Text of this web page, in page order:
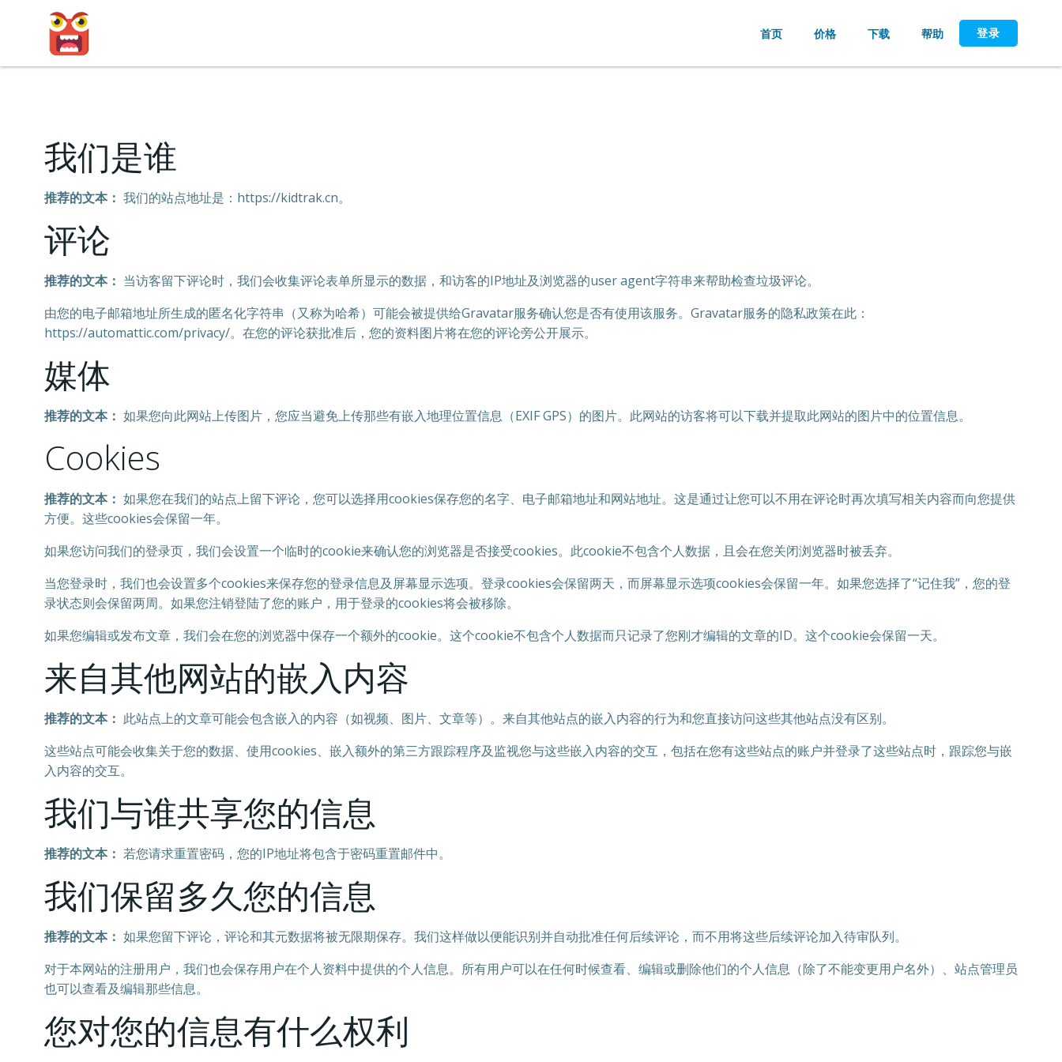
内
首页 价格 下载 帮助 登录
我们是谁
推荐的文本： 我们的站点地址是：https://kidtrak.cn。
评论
推荐的文本： 当访客留下评论时，我们会收集评论表单所显示的数据，和访客的IP地址及浏览器的user agent字符串来帮助检查垃圾评论。
由您的电子邮箱地址所生成的匿名化字符串（又称为哈希）可能会被提供给Gravatar服务确认您是否有使用该服务。Gravatar服务的隐私政策在此：
https://automattic.com/privacy/。在您的评论获批准后，您的资料图片将在您的评论旁公开展示。
媒体
推荐的文本： 如果您向此网站上传图片，您应当避免上传那些有嵌入地理位置信息（EXIF GPS）的图片。此网站的访客将可以下载并提取此网站的图片中的位置信息。
Cookies
推荐的文本： 如果您在我们的站点上留下评论，您可以选择用cookies保存您的名字、电子邮箱地址和网站地址。这是通过让您可以不用在评论时再次填写相关内容而向您提供
方便。这些cookies会保留一年。
如果您访问我们的登录页，我们会设置一个临时的cookie来确认您的浏览器是否接受cookies。此cookie不包含个人数据，且会在您关闭浏览器时被丢弃。
当您登录时，我们也会设置多个cookies来保存您的登录信息及屏幕显示选项。登录cookies会保留两天，而屏幕显示选项cookies会保留一年。如果您选择了“记住我”，您的登
录状态则会保留两周。如果您注销登陆了您的账户，用于登录的cookies将会被移除。
如果您编辑或发布文章，我们会在您的浏览器中保存一个额外的cookie。这个cookie不包含个人数据而只记录了您刚才编辑的文章的ID。这个cookie会保留一天。
来自其他网站的嵌入内容
推荐的文本： 此站点上的文章可能会包含嵌入的内容（如视频、图片、文章等）。来自其他站点的嵌入内容的行为和您直接访问这些其他站点没有区别。
这些站点可能会收集关于您的数据、使用cookies、嵌入额外的第三方跟踪程序及监视您与这些嵌入内容的交互，包括在您有这些站点的账户并登录了这些站点时，跟踪您与嵌
入内容的交互。
我们与谁共享您的信息
推荐的文本： 若您请求重置密码，您的IP地址将包含于密码重置邮件中。
我们保留多久您的信息
推荐的文本： 如果您留下评论，评论和其元数据将被无限期保存。我们这样做以便能识别并自动批准任何后续评论，而不用将这些后续评论加入待审队列。
对于本网站的注册用户，我们也会保存用户在个人资料中提供的个人信息。所有用户可以在任何时候查看、编辑或删除他们的个人信息（除了不能变更用户名外）、站点管理员
也可以查看及编辑那些信息。
您对您的信息有什么权利